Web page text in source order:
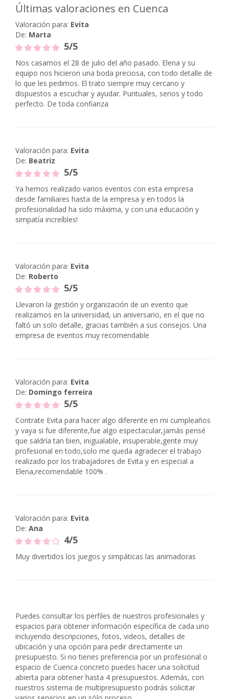
Últimas valoraciones en Cuenca
Valoración para: Evita
De: Marta
5/5
Nos casamos el 28 de julio del año pasado. Elena y su
equipo nos hicieron una boda preciosa, con todo detalle de
lo que les pedimos. El trato siempre muy cercano y
dispuestos a escuchar y ayudar. Puntuales, serios y todo
perfecto. De toda confianza
Valoración para: Evita
De: Beatriz
5/5
Ya hemos realizado varios eventos con esta empresa
desde familiares hasta de la empresa y en todos la
profesionalidad ha sido máxima, y con una educación y
simpatía increíbles!
Valoración para: Evita
De: Roberto
5/5
Llevaron la gestión y organización de un evento que
realizamos en la universidad, un aniversario, en el que no
faltó un solo detalle, gracias también a sus consejos. Una
empresa de eventos muy recomendable
Valoración para: Evita
De: Domingo ferreira
5/5
Contrate Evita para hacer algo diferente en mi cumpleaños
y vaya si fue diferente,fue algo espectacular,jamás pensé
que saldría tan bien, inigualable, insuperable,gente muy
profesional en todo,solo me queda agradecer el trabajo
realizado por los trabajadores de Evita y en especial a
Elena,recomendable 100% .
Valoración para: Evita
De: Ana
4/5
Muy divertidos los juegos y simpáticas las animadoras
Puedes consultar los perfiles de nuestros profesionales y
espacios para obtener información específica de cada uno
incluyendo descripciones, fotos, videos, detalles de
ubicación y una opción para pedir directamente un
presupuesto. Si no tienes preferencia por un profesional o
espacio de Cuenca concreto puedes hacer una solicitud
abierta para obtener hasta 4 presupuestos. Además, con
nuestros sistema de multipresupuesto podrás solicitar